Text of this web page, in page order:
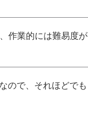
作業的には難易度が
ので、それほどでも